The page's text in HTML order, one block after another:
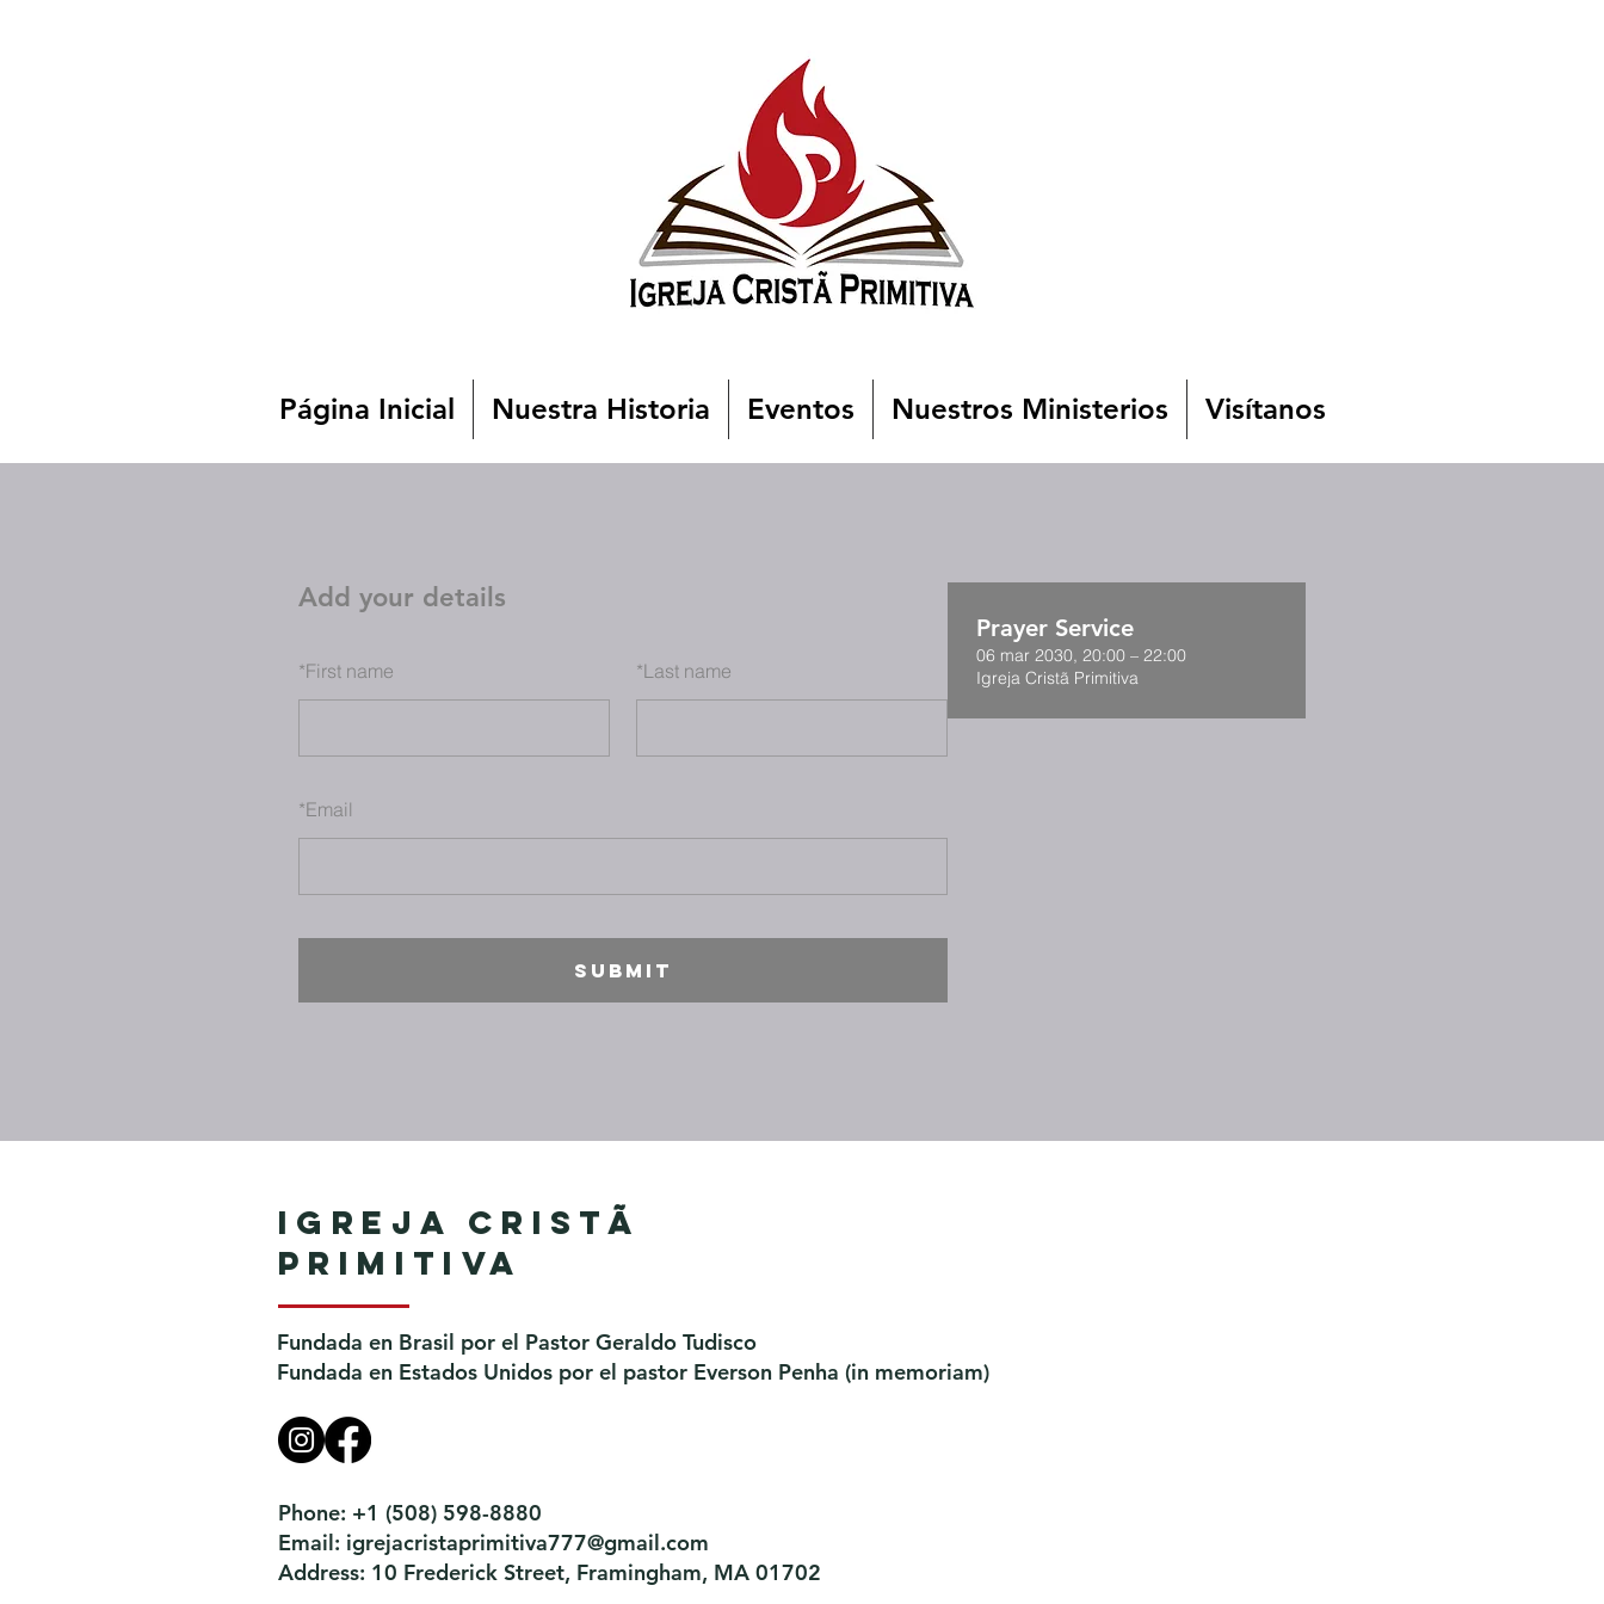
Página Inicial Nuestra Historia Eventos Nuestros Ministerios Visítanos
Add your details
*First name *Last name
*Email
SUBMIT
Prayer Service
06 mar 2030, 20:00 – 22:00
Igreja Cristã Primitiva
Igreja Cristã
Primitiva
Fundada en Brasil por el Pastor Geraldo Tudisco
Fundada en Estados Unidos por el pastor Everson Penha ​(in memoriam)
Phone: +1 (508) 598-8880
Email: igrejacristaprimitiva777@gmail.com
Address: 10 Frederick Street, Framingham, MA 01702